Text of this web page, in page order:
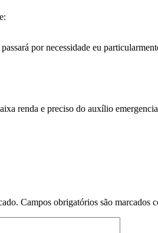
por necessidade eu
renda e preciso do auxílio
Campos obrigatórios são marcados